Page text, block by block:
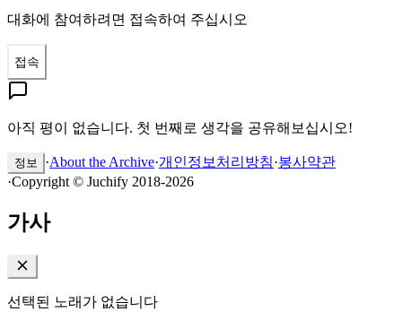
대화에 참여하려면 접속하여 주십시오
접속
아직 평이 없습니다. 첫 번째로 생각을 공유해보십시오!
정보 ·About the Archive·개인정보처리방침·봉사약관
·Copyright © Juchify 2018-2026
가사
선택된 노래가 없습니다